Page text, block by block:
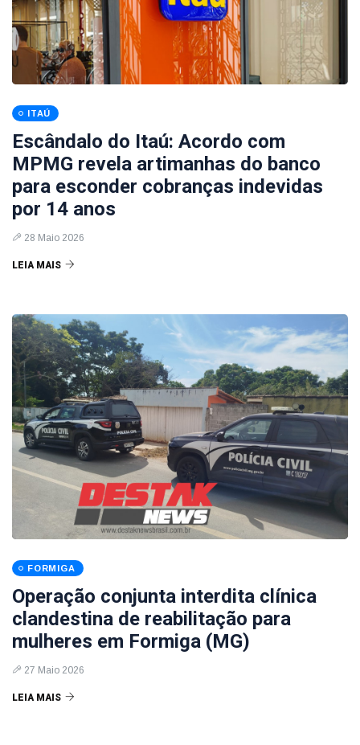
ITAÚ
Escândalo do Itaú: Acordo com
MPMG revela artimanhas do banco
para esconder cobranças indevidas
por 14 anos
28 Maio 2026
LEIA MAIS
FORMIGA
Operação conjunta interdita clínica
clandestina de reabilitação para
mulheres em Formiga (MG)
27 Maio 2026
LEIA MAIS